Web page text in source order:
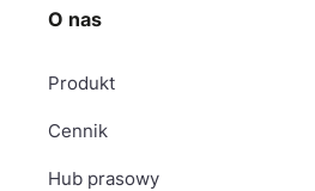
O nas
Produkt
Cennik
Hub prasowy